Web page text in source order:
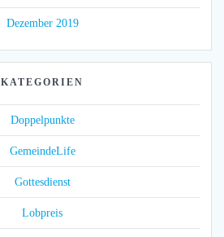
Dezember 2019
KATEGORIEN
Doppelpunkte
GemeindeLife
Gottesdienst
Lobpreis